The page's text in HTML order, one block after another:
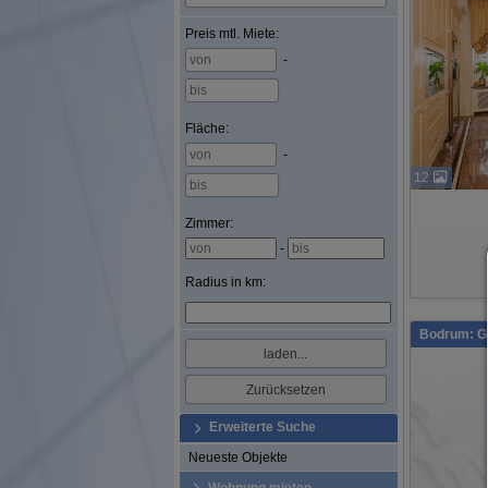
Preis mtl. Miete:
-
Fläche:
-
Zimmer:
-
Radius in km:
Erweiterte Suche
Neueste Objekte
12
Bodrum: